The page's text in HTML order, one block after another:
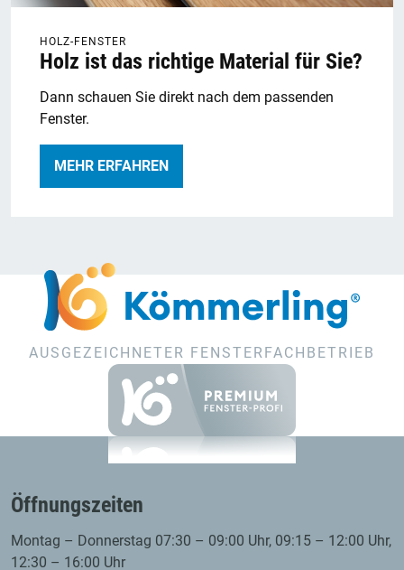
HOLZ-FENSTER
Holz ist das richtige Material für Sie?
Dann schauen Sie direkt nach dem passenden
Fenster.
MEHR ERFAHREN
AUSGEZEICHNETER FENSTERFACHBETRIEB
Öffnungszeiten
Montag – Donnerstag 07:30 – 09:00 Uhr, 09:15 – 12:00 Uhr,
12:30 – 16:00 Uhr